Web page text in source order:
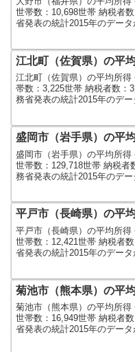
世帯数：10,698世帯 納税者
省発表の統計2015年のデー
江北町（佐賀県）の平
江北町（佐賀県）の平均所
帯数：3,225世帯 納税者数：
務省発表の統計2015年のデ
盛岡市（岩手県）の平
盛岡市（岩手県）の平均所得
世帯数：129,718世帯 納税者
務省発表の統計2015年のデ
平戸市（長崎県）の平
平戸市（長崎県）の平均所得
世帯数：12,421世帯 納税者
省発表の統計2015年のデー
菊池市（熊本県）の平
菊池市（熊本県）の平均所
世帯数：16,949世帯 納税者
省発表の統計2015年のデー